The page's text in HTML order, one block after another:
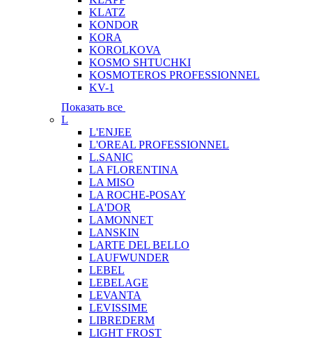
KLATZ
KONDOR
KORA
KOROLKOVA
KOSMO SHTUCHKI
KOSMOTEROS PROFESSIONNEL
KV-1
Показать все
L
L'ENJEE
L'OREAL PROFESSIONNEL
L.SANIC
LA FLORENTINA
LA MISO
LA ROCHE-POSAY
LA'DOR
LAMONNET
LANSKIN
LARTE DEL BELLO
LAUFWUNDER
LEBEL
LEBELAGE
LEVANTA
LEVISSIME
LIBREDERM
LIGHT FROST